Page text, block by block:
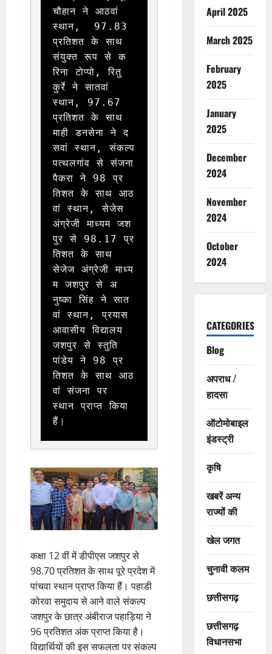
चौहान ने आठवां
स्थान,  97.83
प्रतिशत के साथ
संयुक्त रूप से क
रिना टोप्पो, रितु
कुर्रे ने सातवां
स्थान, 97.67
प्रतिशत के साथ
माही डनसेना ने द
सवां स्थान, संकल्प
पत्थलगांव से संजना
पैकरा ने 98 प्र
तिशत के साथ आठ
वां स्थान, सेजेस
अंग्रेजी माध्यम जश
पुर से 98.17 प्र
तिशत के साथ
सेजेज अंग्रेजी माध्य
म जशपुर से अ
नुष्का सिंह ने सात
वां स्थान, प्रयास
आवासीय विद्यालय
जशपुर से स्तुति
पांडेय ने 98 प्र
तिशत के साथ आठ
वां संजना पर
स्थान प्राप्त किया
हैं।
कक्षा 12 वीं में डीपीएस जशपुर से
98.70 प्रतिशत के साथ पूरे प्रदेश में
पांचवा स्थान प्राप्त किया हैं। पहाडी
कोरवा समुदाय से आने वाले संकल्प
जशपुर के छात्र अंबीराज पहाड़िया ने
96 प्रतिशत अंक प्राप्त किया है।
विद्यार्थियों की इस सफलता पर संकल्प
April 2025
March 2025
February
2025
January
2025
December
2024
November
2024
October
2024
CATEGORIES
Blog
अपराध /
हादसा
ऑटोमोबाइल
इंडस्ट्री
कृषि
खबरें अन्य
राज्यों की
खेल जगत
चुनावी कलम
छत्तीसगढ़
छत्तीसगढ़
विधानसभा